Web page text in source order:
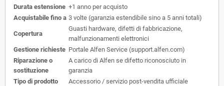
Durata estensione +1 anno per acquisto
Acquistabile fino a 3 volte (garanzia estendibile sino a 5 anni totali)
Copertura
Guasti hardware, difetti di fabbricazione,
malfunzionamenti elettronici
Gestione richieste Portale Alfen Service (support.alfen.com)
Riparazione o
sostituzione
A carico di Alfen se difetto riconosciuto in
garanzia
Tipo di prodotto
Accessorio / servizio post-vendita ufficiale